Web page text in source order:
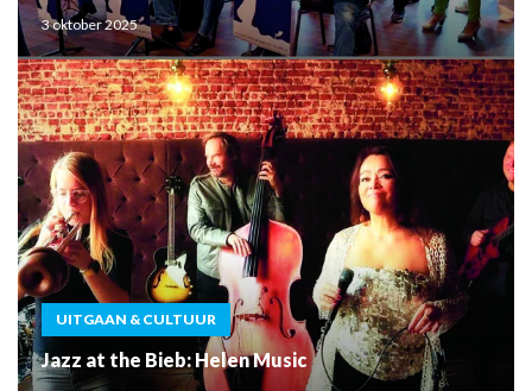
3 oktober 2025
UITGAAN & CULTUUR
Jazz at the Bieb: Helen Music